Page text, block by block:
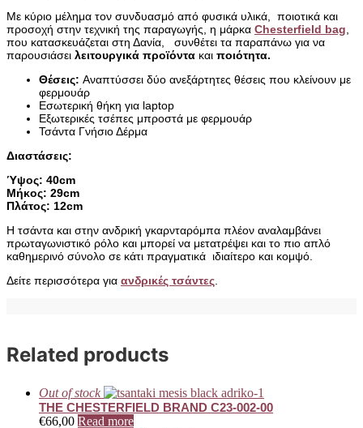
Με κύριο μέλημα τον συνδυασμό από φυσικά υλικά, ποιοτικά και
προσοχή στην τεχνική της παραγωγής, η μάρκα Chesterfield bag,
που κατασκευάζεται στη Δανία, συνθέτει τα παραπάνω για να
παρουσιάσει λειτουργικά προϊόντα και ποιότητα.
Θέσεις: Αναπτύσσει δύο ανεξάρτητες θέσεις που κλείνουν με
φερμουάρ
Εσωτερική θήκη για laptop
Εξωτερικές τσέπες μπροστά με φερμουάρ
Τσάντα Γνήσιο Δέρμα
Διαστάσεις:
Ύψος: 40cm
Μήκος: 29cm
Πλάτος: 12cm
Η τσάντα και στην ανδρική γκαρνταρόμπα πλέον αναλαμβάνει
πρωταγωνιστικό ρόλο και μπορεί να μετατρέψει και το πιο απλό
καθημερινό σύνολο σε κάτι πραγματικά ιδιαίτερο και κομψό.
Δείτε περισσότερα για ανδρικές τσάντες.
Related products
Out of stock
THE CHESTERFIELD BRAND C23-002-00
€66,00 Read more